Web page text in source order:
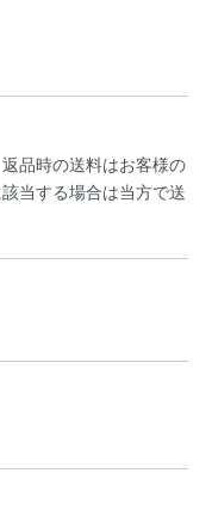
品時の送料はお客様の
当する場合は当方で送